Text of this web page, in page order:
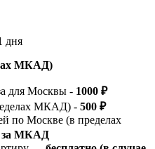
дня
МКАД)
для Москвы - 1000 ₽
МКАД) - 500 ₽
по Москве (в пределах
за МКАД